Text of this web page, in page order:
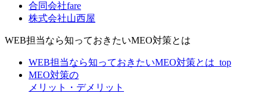
合同会社fare
株式会社山西屋
WEB担当なら知っておきたいMEO対策とは
WEB担当なら知っておきたいMEO対策とは_top
MEO対策の
メリット・デメリット